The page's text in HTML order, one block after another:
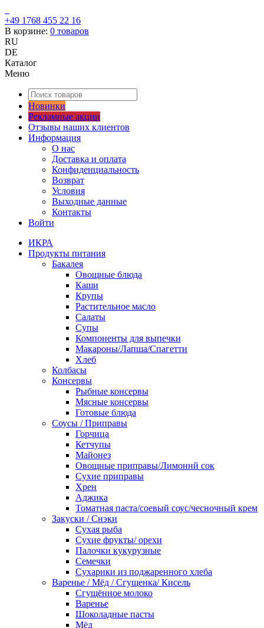
+49 1768 455 22 16
В корзине: 0 товаров
RU
DE
Каталог
Меню
Новинки
Рекламные акции
Отзывы наших клиентов
Информация
О нас
Доставка и оплата
Конфиденциальность
Возврат
Условия
Выходные данные
Контакты
Войти
ИКРА
Продукты питания
Бакалея
Овощные блюда
Каши
Крупы
Растительное масло
Салаты
Супы
Компоненты для выпечки
Макароны/Лапша/Спагетти
Хлеб
Колбасы
Консервы
Рыбные консервы
Мясные консервы
Готовые блюда
Соусы / Приправы
Горчица
Кетчупы
Майонез
Овощные приправы/Лимоннй сок
Сухие приправы
Хрен
Аджика
Томатная паста/соевый соус/чесночный крем
Закуски / Снэки
Сухая рыба
Сухие фрукты/ орехи
Палочки кукурузные
Семечки
Сухарики из поджаренного хлеба
Варенье / Мёд / Сгущенка/ Кисель
Сгущённое молоко
Варенье
Шоколадные пасты
Мёд